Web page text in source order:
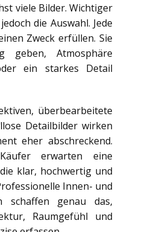
viele Bilder. Wichtiger
die Auswahl. Jede
Zweck erfüllen. Sie
geben, Atmosphäre
ein starkes Detail
überbearbeitete
Detailbilder wirken
eher abschreckend.
erwarten eine
klar, hochwertig und
Innen- und
schaffen genau das,
Raumgefühl und